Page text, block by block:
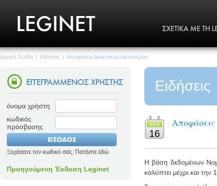
Αρχική Σελίδα | Ειδήσεις | Αποφάσεις Διοικητικού Δικαστηρίου
όνομα χρήστη
κωδικός
πρόσβασης
Ξεχάσατε τον κωδικό σας; Πατήστε εδώ
Προηγούμενη Έκδοση Leginet
Ειδήσεις
ΦΕΒ
16
Αποφάσεις
Η βάση δεδομένων
καλύπτει μέχρι και την